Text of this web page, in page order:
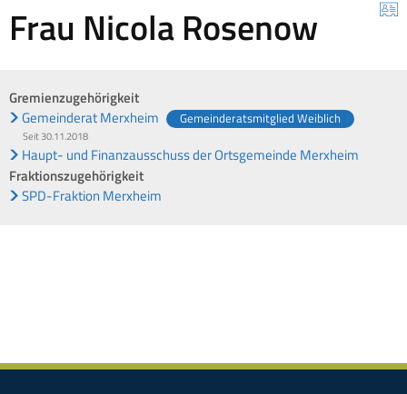
Frau Nicola Rosenow
Gremienzugehörigkeit
Gemeinderat Merxheim
Gemeinderatsmitglied Weiblich
Seit 30.11.2018
Haupt- und Finanzausschuss der Ortsgemeinde Merxheim
Fraktionszugehörigkeit
SPD-Fraktion Merxheim